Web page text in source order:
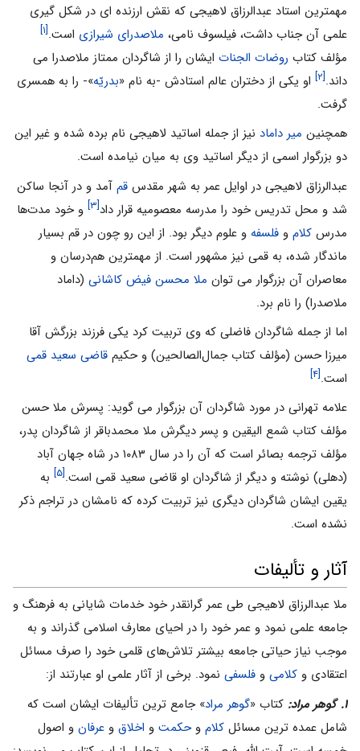
مهمترین استاد عبدالرزاق لاهیجى که نقش ارزنده اى در شکل گیرى
علمى آن جناب داشت، فیلسوف نامى، ملاصدراى شیرازى است.[۱]
مؤلف کتاب روضات الجنات ایشان را از شاگردان ممتاز ملاصدرا مى
داند.[۲] او یکی از دختران عالم استادش -به نام «بدریّه»- را به همسری
گرفت.
همچنین میر داماد نیز از جمله اساتید لاهیجى نام برده شده و غیر این
دو بزرگوار اسمى از دیگر اساتید وى به میان نیامده است.
عبدالرزاق لاهیجى در اوایل عمر به شهر مقدس قم آمد و در آنجا ساکن
شد و محل تدریس خود را مدرسه معصومیه قرار داد[۳]
و خود مدت‌ها
مدرس کلام و فلسفه و علوم دیگر بود. از این رو چون در قم بسیار
ماندگار شده، به قمى نیز مشهور است. از مهمترین هم‌درسان و
معاصران آن بزرگوار مى توان ملا محسن فیض کاشانى (داماد
ملاصدرا) را نام برد.
اما از جمله شاگردان فاضلى که وى تربیت کرد یکى فرزند بزرگش آقا
میرزا حسن (مؤلف کتاب جمال‌الصالحین) و حکیم قاضی سعید قمی
است.[۴]
علامه تهرانى در مورد شاگردان آن بزرگوار مى گوید: پسرش ملا حسن
مؤلف کتاب شمع الیقین و پسر دیگرش ملا محمدباقر از شاگردان پدر،
مؤلف ترجمه بصائر است که آن را در سال ۱۰۸۳ در شاه جهان آباد
(دهلى) نوشته و دیگر از شاگردان او قاضى سعید قمى است.[۵]
به
یقین ایشان شاگردان دیگرى نیز تربیت کرده که نامشان در تراجم ذکر
نشده است.
آثار و تألیفات
ملا عبدالرزاق لاهیجى طى عمر گرانقدر خود خدمات شایانى به فرهنگ و
جامعه علمى نمود و عمر خود را در احیاى معارف اسلامى گذراند و به
موجب نیاز حیاتى جامعه بیشتر تلاش‌هاى قلمى خود را صرف مسائل
اعتقادى و کلامى و فلسفى نمود. برخی از آثار علمی او عبارتند از:
۱. گوهر مراد:
کتاب «گوهر مراد» جامع ترین تألیفات ایشان است که
شامل عمده ترین مسائل کلام وحکمت و اخلاق و عرفان و اصول